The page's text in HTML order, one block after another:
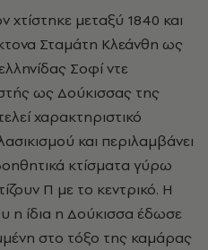
Σταμάτη Κλεάνθη ως
Σοφί ντε
ως Δούκισσας της
χαρακτηριστικό
και περιλαμβάνει
κτίσματα γύρω
Π με το κεντρικό. Η
η ίδια η Δούκισσα έδωσε
στο τόξο της καμάρας